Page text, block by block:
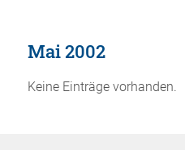
Mai 2002
Keine Einträge vorhanden.